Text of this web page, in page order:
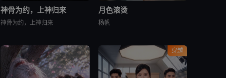
神骨为约，上神归来
神骨为约，上神归来
月色滚烫
杨帆
穿越